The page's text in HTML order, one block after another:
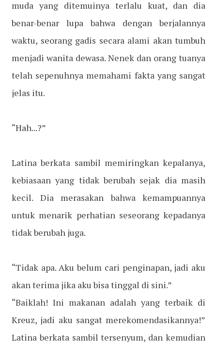
muda yang ditemuinya terlalu kuat, dan dia
benar-benar lupa bahwa dengan berjalannya
waktu, seorang gadis secara alami akan tumbuh
menjadi wanita dewasa. Nenek dan orang tuanya
telah sepenuhnya memahami fakta yang sangat
jelas itu.
“Hah...?”
Latina berkata sambil memiringkan kepalanya,
kebiasaan yang tidak berubah sejak dia masih
kecil. Dia merasakan bahwa kemampuannya
untuk menarik perhatian seseorang kepadanya
tidak berubah juga.
“Tidak apa. Aku belum cari penginapan, jadi aku
akan terima jika aku bisa tinggal di sini.”
“Baiklah! Ini makanan adalah yang terbaik di
Kreuz, jadi aku sangat merekomendasikannya!”
Latina berkata sambil tersenyum, dan kemudian